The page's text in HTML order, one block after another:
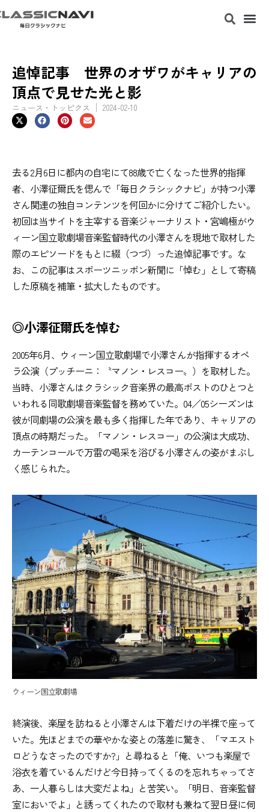
追悼記事 世界のオザワがキャリアの
頂点で見せた光と影
ニュース・トッピクス 2024-02-10
去る2月6日に都内の自宅にて88歳で亡くなった世界的指揮
者、小澤征爾氏を偲んで「毎日クラシックナビ」が持つ小澤
さん関連の独自コンテンツを何回かに分けてご紹介したい。
初回は当サイトを主宰する音楽ジャーナリスト・宮嶋極がウ
ィーン国立歌劇場音楽監督時代の小澤さんを現地で取材した
際のエピソードをもとに綴（つづ）った追悼記事です。な
お、この記事はスポーツニッポン新聞に「悼む」として寄稿
した原稿を補筆・拡大したものです。
◎小澤征爾氏を悼む
2005年6月、ウィーン国立歌劇場で小澤さんが指揮するオペ
ラ公演（プッチーニ：〝マノン・レスコー〟）を取材した。
当時、小澤さんはクラシック音楽界の最高ポストのひとつと
いわれる同歌劇場音楽監督を務めていた。04／05シーズンは
彼が同劇場の公演を最も多く指揮した年であり、キャリアの
頂点の時期だった。「マノン・レスコー」の公演は大成功、
カーテンコールで万雷の喝采を浴びる小澤さんの姿がまぶし
く感じられた。
ウィーン国立歌劇場
終演後、楽屋を訪ねると小澤さんは下着だけの半裸で座って
いた。先ほどまでの華やかな姿との落差に驚き、「マエスト
ロどうなさったのですか?」と尋ねると「俺、いつも楽屋で
浴衣を着ているんだけど今日持ってくるのを忘れちゃってさ
あ、一人暮らしは大変だよね」と苦笑い。「明日、音楽監督
室においでよ」と誘ってくれたので取材も兼ねて翌日昼に伺